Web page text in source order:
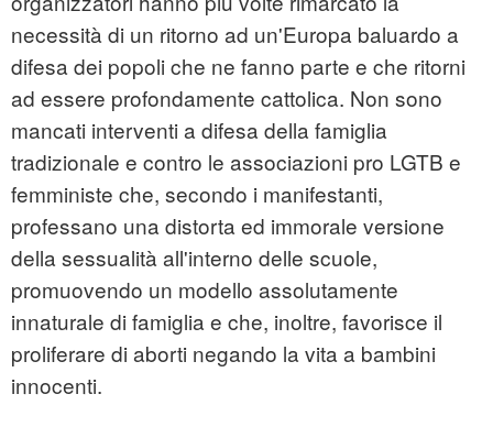
necessità di un ritorno ad un'Europa baluardo a
difesa dei popoli che ne fanno parte e che ritorni
ad essere profondamente cattolica. Non sono
mancati interventi a difesa della famiglia
tradizionale e contro le associazioni pro LGTB e
femministe che, secondo i manifestanti,
professano una distorta ed immorale versione
della sessualità all'interno delle scuole,
promuovendo un modello assolutamente
innaturale di famiglia e che, inoltre, favorisce il
proliferare di aborti negando la vita a bambini
innocenti.